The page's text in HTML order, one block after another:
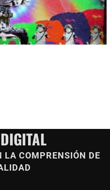
LA COMPRENSIÓN DE